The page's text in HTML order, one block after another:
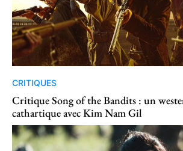
CRITIQUES
Critique Song of the Bandits : un
cathartique avec Kim Nam Gil